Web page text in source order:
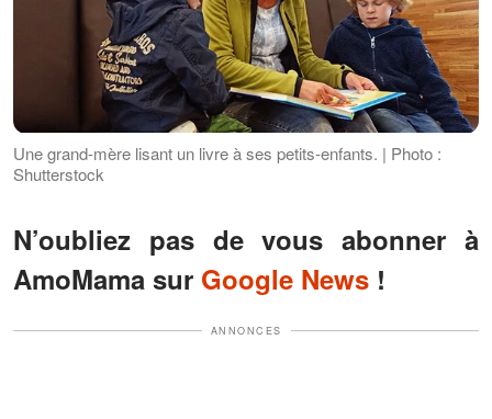
Une grand-mère lisant un livre à ses petits-enfants. | Photo :
Shutterstock
N’oubliez pas de vous abonner à
AmoMama sur Google News !
ANNONCES